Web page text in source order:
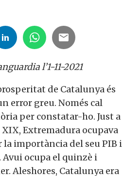
l’1-11-2021
de Catalunya és
error greu. Només cal
per constatar-ho. Just a
Extremadura ocupava
importància del seu PIB i
Avui ocupa el quinzè i
Aleshores, Catalunya era